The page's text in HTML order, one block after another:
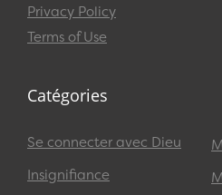
Privacy Policy
Terms of Use
Catégories
Se connecter avec Dieu
Insignifiance